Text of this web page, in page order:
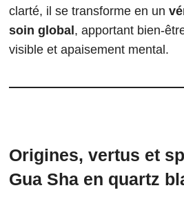
clarté, il se transforme en un
soin global , apportant bien-
visible et apaisement mental.
Origines, vertus et
Gua Sha en quartz